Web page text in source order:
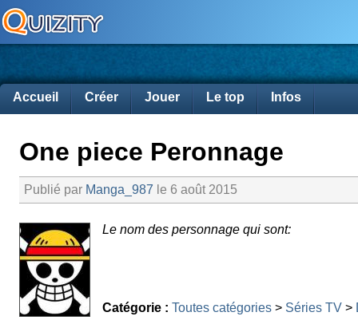
Accueil Créer Jouer Le top Infos
One piece Peronnage
Publié par Manga_987 le 6 août 2015
Le nom des personnage qui sont:
Catégorie : Toutes catégories > Séries TV >